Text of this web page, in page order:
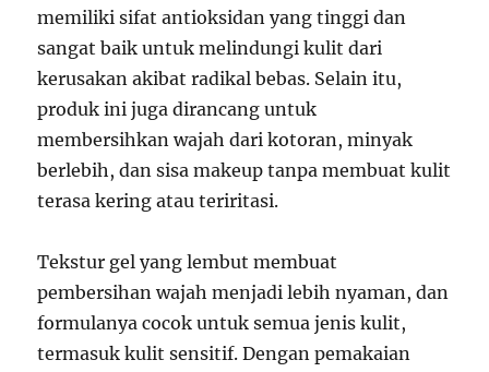
memiliki sifat antioksidan yang tinggi dan
sangat baik untuk melindungi kulit dari
kerusakan akibat radikal bebas. Selain itu,
produk ini juga dirancang untuk
membersihkan wajah dari kotoran, minyak
berlebih, dan sisa makeup tanpa membuat kulit
terasa kering atau teriritasi.
Tekstur gel yang lembut membuat
pembersihan wajah menjadi lebih nyaman, dan
formulanya cocok untuk semua jenis kulit,
termasuk kulit sensitif. Dengan pemakaian